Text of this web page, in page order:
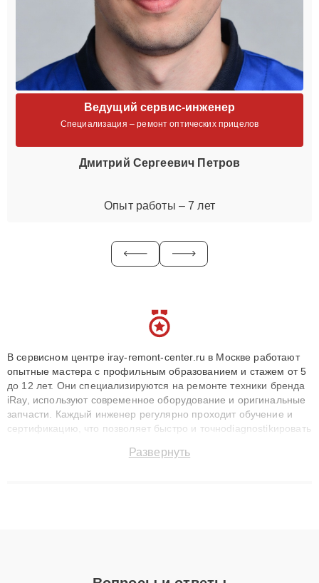
Ведущий сервис-инженер
Специализация – ремонт оптических прицелов
Дмитрий Сергеевич Петров
Опыт работы – 7 лет
В сервисном центре iray-remont-center.ru в Москве работают
опытные мастера с профильным образованием и стажем от 5
до 12 лет. Они специализируются на ремонте техники бренда
iRay, используют современное оборудование и оригинальные
запчасти. Каждый инженер регулярно проходит обучение и
сертификацию, что позволяет быстро и точноdiagnostikировать
до 3 лет. Наши мастера решают сложные случаи: от замены
Развернуть